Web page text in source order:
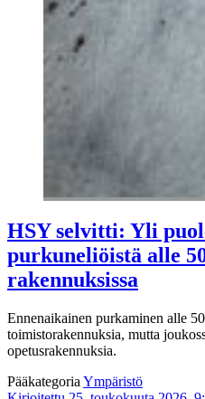
HSY selvitti: Yli
purkuneliöistä alle
rakennuksissa
Ennenaikainen purkaminen alle
toimistorakennuksia, mutta
opetusrakennuksia.
Pääkategoria Ympäristö